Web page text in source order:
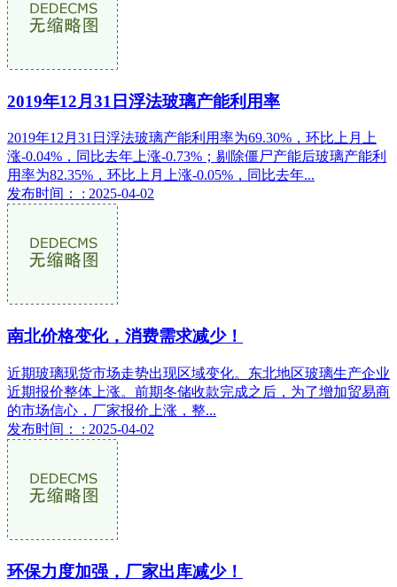
2019年12月31日浮法玻璃产能利用率
2019年12月31日浮法玻璃产能利用率为69.30%，环比上月上
涨-0.04%，同比去年上涨-0.73%；剔除僵尸产能后玻璃产能利
用率为82.35%，环比上月上涨-0.05%，同比去年...
发布时间： : 2025-04-02
南北价格变化，消费需求减少！
近期玻璃现货市场走势出现区域变化。东北地区玻璃生产企业
近期报价整体上涨。前期冬储收款完成之后，为了增加贸易商
的市场信心，厂家报价上涨，整...
发布时间： : 2025-04-02
环保力度加强，厂家出库减少！